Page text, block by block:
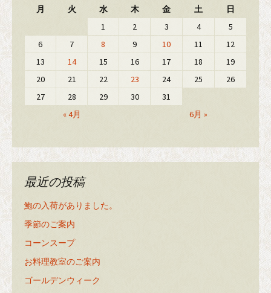
月
火 水 木 金 土 日
« 4月 6月 »
1 2 3 4
5
6
7 8 9 10 11
12
13
14 15 16 17 18
19
20
21 22 23 24 25
26
27
28 29 30 31
最近の投稿
鮑の入荷がありました。
季節のご案内
コーンスープ
お料理教室のご案内
ゴールデンウィーク